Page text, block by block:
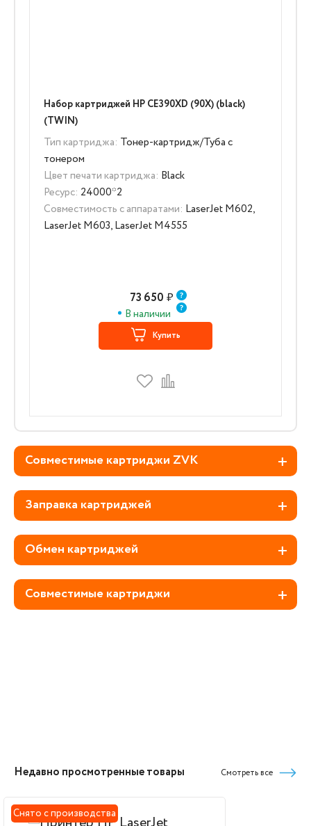
Набор картриджей HP CE390XD (90X) (black)
(TWIN)
Тип картриджа: Тонер-картридж/Туба с
тонером
Цвет печати картриджа: Black
Ресурс: 24000*2
Совместимость с аппаратами: LaserJet M602,
LaserJet M603, LaserJet M4555
73 650 ₽
В наличии
Купить
Совместимые картриджи ZVK
Заправка картриджей
Обмен картриджей
Совместимые картриджи
Недавно просмотренные товары Смотреть все
Снято с производства